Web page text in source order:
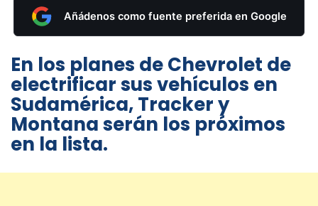
Añádenos como fuente preferida en Google
En los planes de Chevrolet de
electrificar sus vehículos en
Sudamérica, Tracker y
Montana serán los próximos
en la lista.